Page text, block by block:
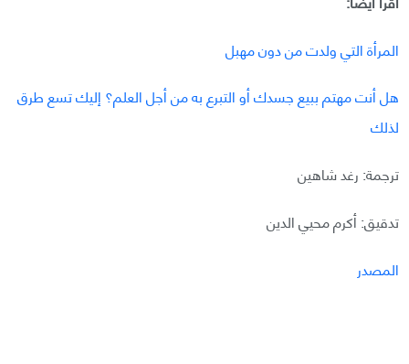
المرأة التي ولدت من دون مهبل
هل أنت مهتم ببيع جسدك أو التبرع به من أجل العلم؟ إليك تسع طرق
لذلك
ترجمة: رغد شاهين
تدقيق: أكرم محيي الدين
المصدر